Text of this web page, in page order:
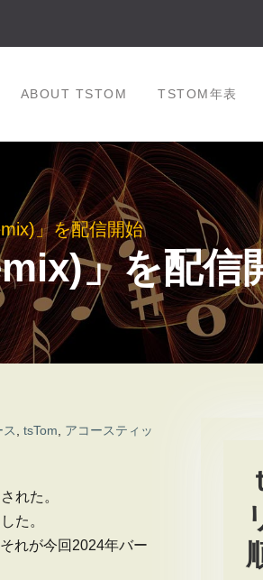
ABOUT TSTOM TSTOM年表
」を配信開始
」を配信
ス tsTom
アコースティッ
れた。
た。
れが今回2024年バー